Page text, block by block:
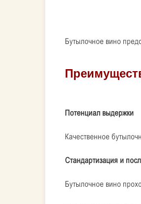
Бутылочное вино
Потенциал выдержки
Качественное
Стандартизация и
Бутылочное вино